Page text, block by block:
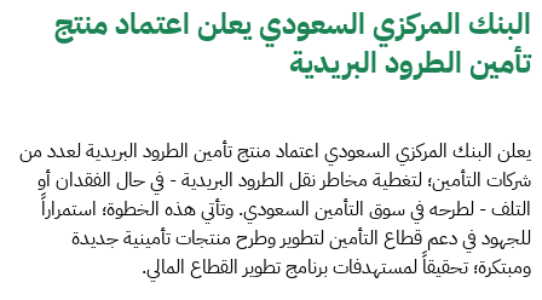
البنك المركزي السعودي يعلن اعتماد منتج
تأمين الطرود البريدية
يعلن البنك المركزي السعودي اعتماد منتج تأمين الطرود البريدية لعدد من
شركات التأمين؛ لتغطية مخاطر نقل الطرود البريدية - في حال الفقدان أو
التلف - لطرحه في سوق التأمين السعودي. وتأتي هذه الخطوة؛ استمراراً
للجهود في دعم قطاع التأمين لتطوير وطرح منتجات تأمينية جديدة
ومبتكرة؛ تحقيقاً لمستهدفات برنامج تطوير القطاع المالي.